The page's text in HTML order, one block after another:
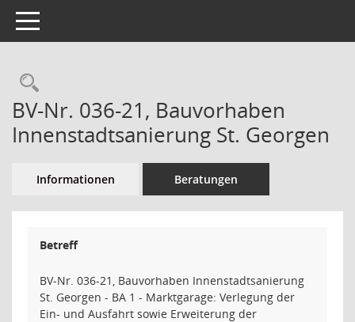
Toggle navigation
Rechercheauswahl
BV-Nr. 036-21, Bauvorhaben
Innenstadtsanierung St. Georgen
Informationen Beratungen
Betreff
BV-Nr. 036-21, Bauvorhaben Innenstadtsanierung
St. Georgen - BA 1 - Marktgarage: Verlegung der
Ein- und Ausfahrt sowie Erweiterung der